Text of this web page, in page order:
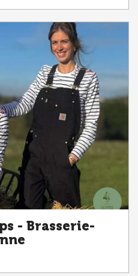
- Brasserie-